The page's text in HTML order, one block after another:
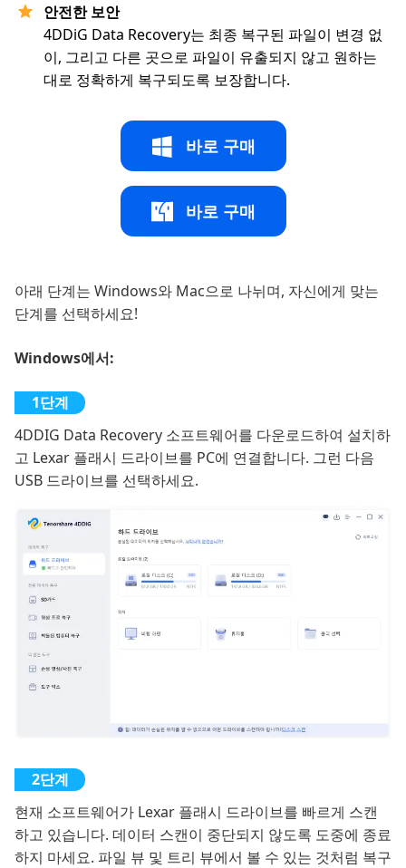
안전한 보안
4DDiG Data Recovery는 최종 복구된 파일이 변경 없
이, 그리고 다른 곳으로 파일이 유출되지 않고 원하는
대로 정확하게 복구되도록 보장합니다.
바로 구매
바로 구매
아래 단계는 Windows와 Mac으로 나뉘며, 자신에게 맞는
단계를 선택하세요!
Windows에서:
4DDIG Data Recovery 소프트웨어를 다운로드하여 설치하
고 Lexar 플래시 드라이브를 PC에 연결합니다. 그런 다음
USB 드라이브를 선택하세요.
현재 소프트웨어가 Lexar 플래시 드라이브를 빠르게 스캔
하고 있습니다. 데이터 스캔이 중단되지 않도록 도중에 종료
하지 마세요. 파일 뷰 및 트리 뷰에서 볼 수 있는 것처럼 복구